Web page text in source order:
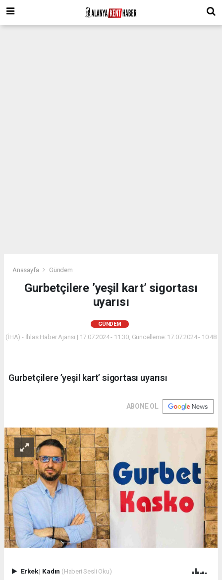
Anasayfa Gündem
Gurbetçilere ’yeşil kart’ sigortası
uyarısı
GÜNDEM
(İHA) - İhlas Haber Ajansı | 17.07.2024 - 11:30, Güncelleme: 17.07.2024 - 10:48
Gurbetçilere ’yeşil kart’ sigortası uyarısı
ABONE OL
Erkek| Kadın (Haberi Sesli Oku)